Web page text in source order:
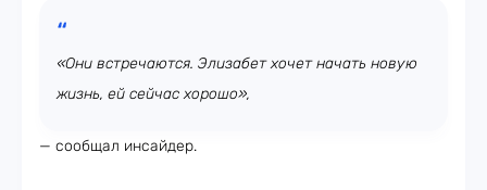
«Они встречаются. Элизабет хочет начать новую
жизнь, ей сейчас хорошо»,
— сообщал инсайдер.